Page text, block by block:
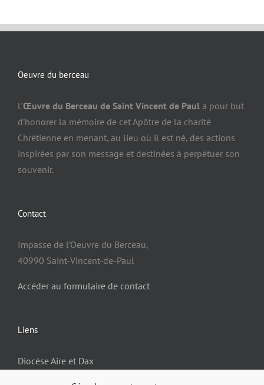
Oeuvre du berceau
L’Œuvre du Berceau de Saint Vincent de Paul a pour but
d’honorer la mémoire de cet Apôtre de la charité
Chrétienne en menant, au lieu où il est né, des actions
inspirées par son message et destinées à perpétuer son
souvenir.
Contact
Impasse de l’Oeuvre du Berceau,
40990 Saint-Vincent-de-Paul
Accéder au formulaire de contact
Liens
Diocèse Aire et Dax